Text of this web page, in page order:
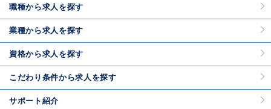
職種から求人を探す
業種から求人を探す
資格から求人を探す
こだわり条件から求人を探す
サポート紹介